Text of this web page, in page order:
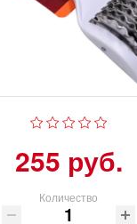
255 руб.
Количество